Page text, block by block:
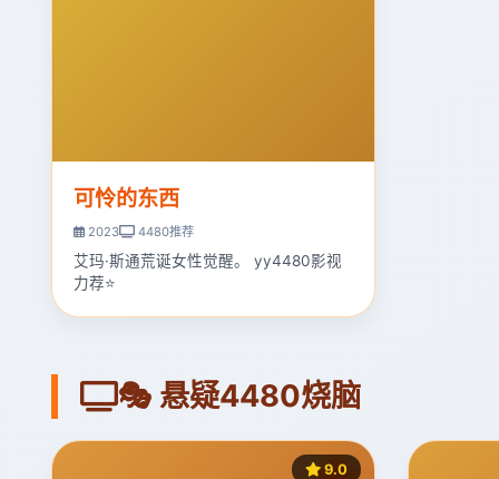
可怜的东西
2023 4480推荐
艾玛·斯通荒诞女性觉醒。 yy4480影视
力荐⭐
🎭 悬疑4480烧脑
9.0